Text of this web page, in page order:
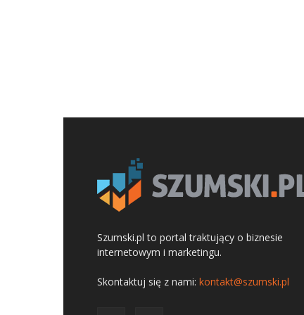
Szumski.pl to portal traktujący o biznesie
internetowym i marketingu.
Skontaktuj się z nami: kontakt@szumski.pl